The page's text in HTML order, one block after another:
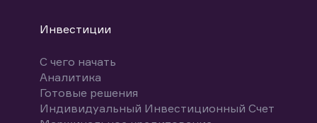
Инвестиции
С чего начать
Аналитика
Готовые решения
Индивидуальный Инвестиционный Счет